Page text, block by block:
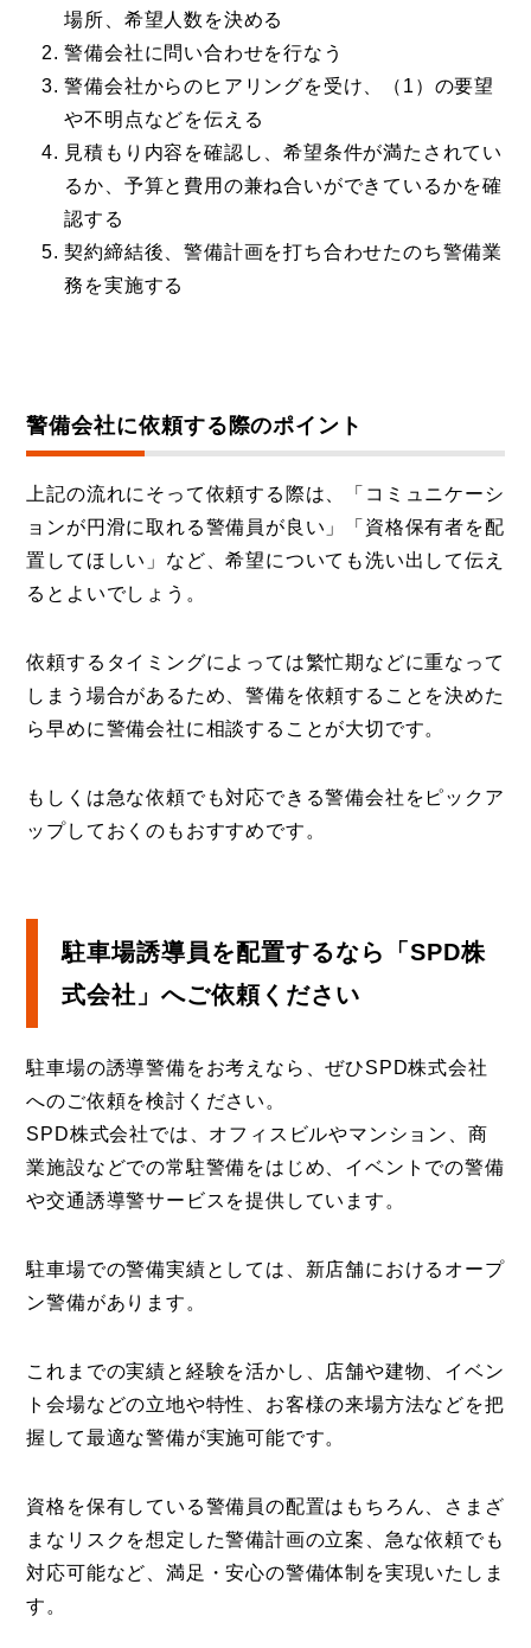
場所、希望人数を決める
警備会社に問い合わせを行なう
警備会社からのヒアリングを受け、（1）の要望
や不明点などを伝える
見積もり内容を確認し、希望条件が満たされてい
るか、予算と費用の兼ね合いができているかを確
認する
契約締結後、警備計画を打ち合わせたのち警備業
務を実施する
警備会社に依頼する際のポイント
上記の流れにそって依頼する際は、「コミュニケーシ
ョンが円滑に取れる警備員が良い」「資格保有者を配
置してほしい」など、希望についても洗い出して伝え
るとよいでしょう。
依頼するタイミングによっては繁忙期などに重なって
しまう場合があるため、警備を依頼することを決めた
ら早めに警備会社に相談することが大切です。
もしくは急な依頼でも対応できる警備会社をピックア
ップしておくのもおすすめです。
駐車場誘導員を配置するなら「SPD株
式会社」へご依頼ください
駐車場の誘導警備をお考えなら、ぜひSPD株式会社
へのご依頼を検討ください。
SPD株式会社では、オフィスビルやマンション、商
業施設などでの常駐警備をはじめ、イベントでの警備
や交通誘導警サービスを提供しています。
駐車場での警備実績としては、新店舗におけるオープ
ン警備があります。
これまでの実績と経験を活かし、店舗や建物、イベン
ト会場などの立地や特性、お客様の来場方法などを把
握して最適な警備が実施可能です。
資格を保有している警備員の配置はもちろん、さまざ
まなリスクを想定した警備計画の立案、急な依頼でも
対応可能など、満足・安心の警備体制を実現いたしま
す。